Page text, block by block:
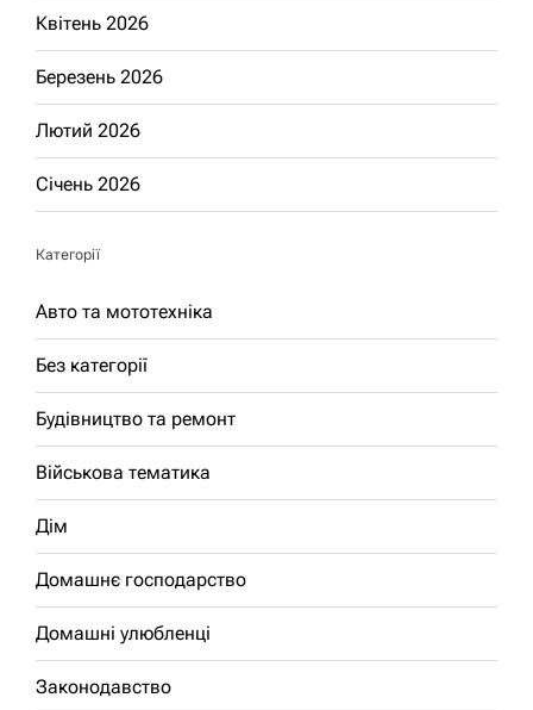
Квітень 2026
Березень 2026
Лютий 2026
Січень 2026
Категорії
Авто та мототехніка
Без категорії
Будівництво та ремонт
Військова тематика
Дім
Домашнє господарство
Домашні улюбленці
Законодавство